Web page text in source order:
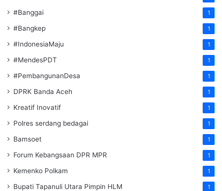
#Banggai 1
#Bangkep 1
#IndonesiaMaju 1
#MendesPDT 1
#PembangunanDesa 1
DPRK Banda Aceh 1
Kreatif Inovatif 1
Polres serdang bedagai 1
Bamsoet 1
Forum Kebangsaan DPR MPR 1
Kemenko Polkam 1
‎Bupati Tapanuli Utara Pimpin HLM 1